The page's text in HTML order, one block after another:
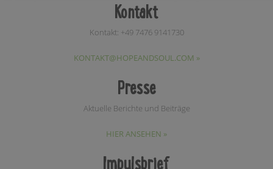
Kontakt
Kontakt: +49 7476 9141730
KONTAKT@HOPEANDSOUL.COM »
Presse
Aktuelle Berichte und Beiträge
HIER ANSEHEN »
Impulsbrief